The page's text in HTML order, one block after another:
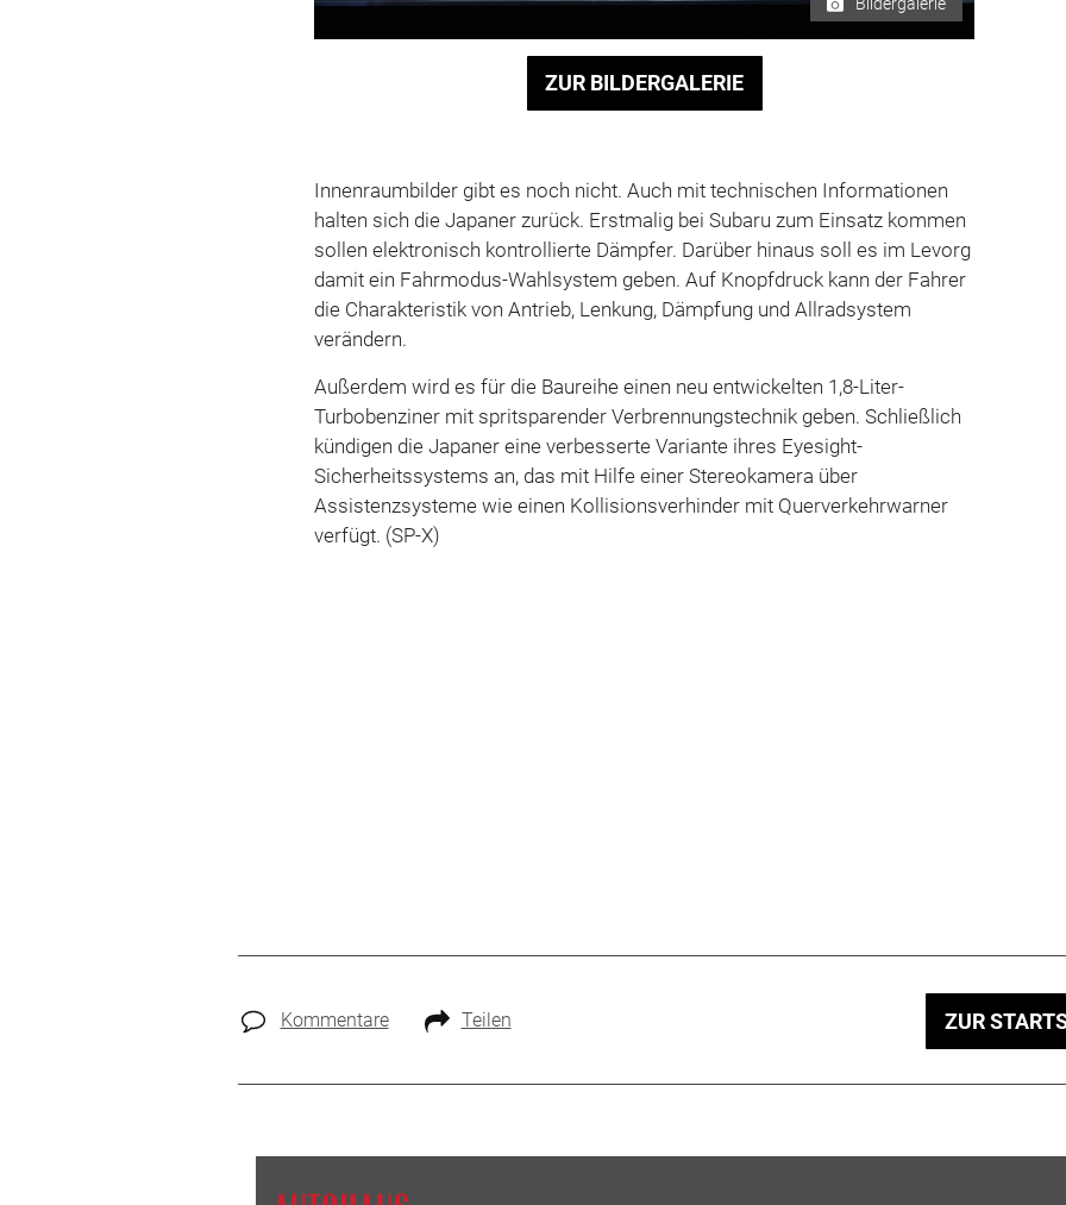
ZUR BILDERGALERIE
Innenraumbilder gibt es noch nicht. Auch mit technischen Informationen
halten sich die Japaner zurück. Erstmalig bei Subaru zum Einsatz kommen
sollen elektronisch kontrollierte Dämpfer. Darüber hinaus soll es im Levorg
damit ein Fahrmodus-Wahlsystem geben. Auf Knopfdruck kann der Fahrer
die Charakteristik von Antrieb, Lenkung, Dämpfung und Allradsystem
verändern.
Außerdem wird es für die Baureihe einen neu entwickelten 1,8-Liter-
Turbobenziner mit spritsparender Verbrennungstechnik geben. Schließlich
kündigen die Japaner eine verbesserte Variante ihres Eyesight-
Sicherheitssystems an, das mit Hilfe einer Stereokamera über
Assistenzsysteme wie einen Kollisionsverhinder mit Querverkehrwarner
verfügt. (SP-X)
Kommentare Teilen ZUR